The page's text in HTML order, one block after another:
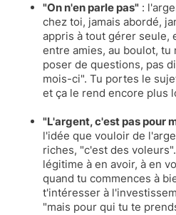
"On n'en parle pas" :
chez toi, jamais abordé,
appris à tout gérer seule,
entre amies, au boulot, tu
poser de questions, pas
mois-ci". Tu portes le
et ça le rend encore plus
"L'argent, c'est pas pour
l'idée que vouloir de
riches, "c'est des
légitime à en avoir, à en
quand tu commences à
t'intéresser à
"mais pour qui tu te